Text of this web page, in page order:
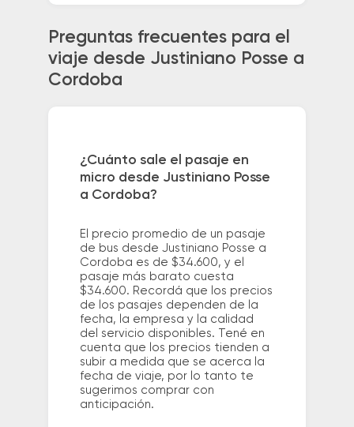
Preguntas frecuentes para el
viaje desde Justiniano Posse a
Cordoba
¿Cuánto sale el pasaje en
micro desde Justiniano Posse
a Cordoba?
El precio promedio de un pasaje
de bus desde Justiniano Posse a
Cordoba es de $34.600, y el
pasaje más barato cuesta
$34.600. Recordá que los precios
de los pasajes dependen de la
fecha, la empresa y la calidad
del servicio disponibles. Tené en
cuenta que los precios tienden a
subir a medida que se acerca la
fecha de viaje, por lo tanto te
sugerimos comprar con
anticipación.